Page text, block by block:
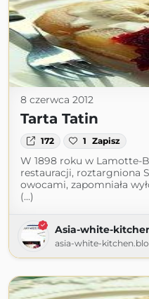
8 czerwca 2012
Tarta Tatin
172 1 Zapisz
W 1898 roku w Lamotte-
restauracji, roztargniona
owocami, zapomniała
(...)
Asia-white-
asia-white-